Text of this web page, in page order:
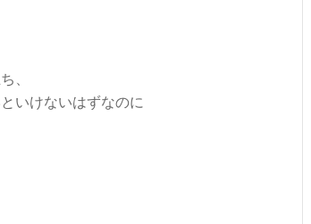
、
いけないはずなのに